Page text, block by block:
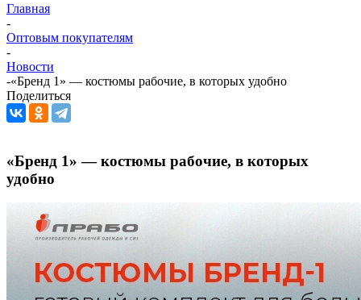
Главная
-
Оптовым покупателям
-
Новости
-«Бренд 1» — костюмы рабочие, в которых удобно
Поделиться
«Бренд 1» — костюмы рабочие, в которых
удобно